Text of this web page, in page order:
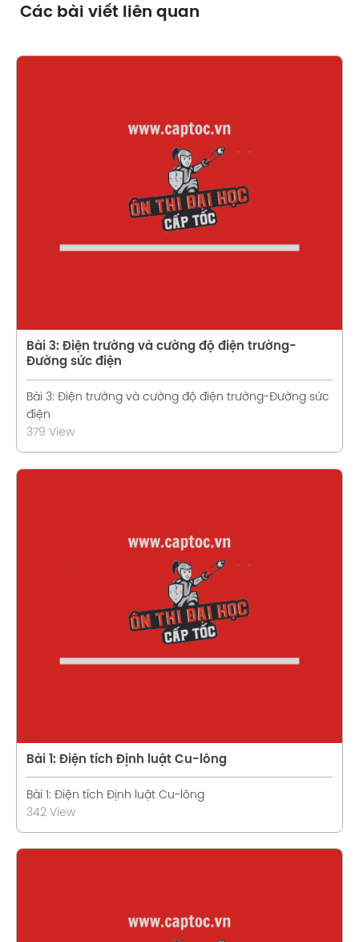
Các bài viết liên quan
Xem chi tiết
Bài 3: Điện trường và cường độ điện trường-
Đường sức điện
Bài 3: Điện trường và cường độ điện trường-Đường sức
điện
379 View
Xem chi tiết
Bài 1: Điện tích Định luật Cu-lông
Bài 1: Điện tích Định luật Cu-lông
342 View